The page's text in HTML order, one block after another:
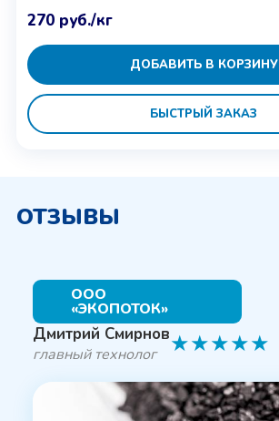
270 руб./кг
ДОБАВИТЬ В КОРЗИНУ
БЫСТРЫЙ ЗАКАЗ
ОТЗЫВЫ
ООО
«ЭКОПОТОК»
Дмитрий Смирнов
главный технолог ★★★★★